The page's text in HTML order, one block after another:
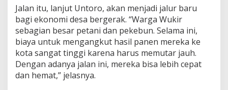
e
n
u
j
u
K
s
Jalan itu, lanjut Untoro, akan menjadi jalur baru
bagi ekonomi desa bergerak. “Warga Wukir
sebagian besar petani dan pekebun. Selama ini,
biaya untuk mengangkut hasil panen mereka ke
kota sangat tinggi karena harus memutar jauh.
Dengan adanya jalan ini, mereka bisa lebih cepat
dan hemat,” jelasnya.